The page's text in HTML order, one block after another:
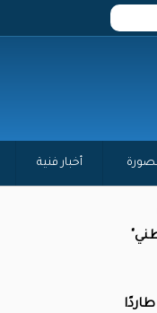
أخبار فنية